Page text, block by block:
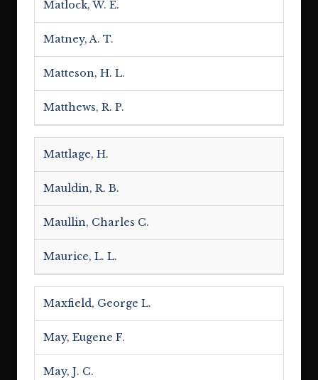
Matlock, W. E.
Matney, A. T.
Matteson, H. L.
Matthews, R. P.
Mattlage, H.
Mauldin, R. B.
Maullin, Charles C.
Maurice, L. L.
Maxfield, George L.
May, Eugene F.
May, J. C.